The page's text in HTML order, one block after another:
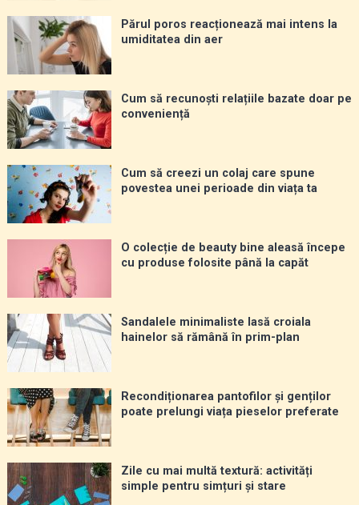
Părul poros reacționează mai intens la
umiditatea din aer
Cum să recunoști relațiile bazate doar pe
conveniență
Cum să creezi un colaj care spune
povestea unei perioade din viața ta
O colecție de beauty bine aleasă începe
cu produse folosite până la capăt
Sandalele minimaliste lasă croiala
hainelor să rămână în prim-plan
Recondiționarea pantofilor și genților
poate prelungi viața pieselor preferate
Zile cu mai multă textură: activități
simple pentru simțuri și stare